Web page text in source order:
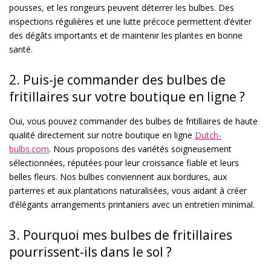
pousses, et les rongeurs peuvent déterrer les bulbes. Des
inspections régulières et une lutte précoce permettent d’éviter
des dégâts importants et de maintenir les plantes en bonne
santé.
2. Puis-je commander des bulbes de
fritillaires sur votre boutique en ligne ?
Oui, vous pouvez commander des bulbes de fritillaires de haute
qualité directement sur notre boutique en ligne Dutch-
bulbs.com. Nous proposons des variétés soigneusement
sélectionnées, réputées pour leur croissance fiable et leurs
belles fleurs. Nos bulbes conviennent aux bordures, aux
parterres et aux plantations naturalisées, vous aidant à créer
d’élégants arrangements printaniers avec un entretien minimal.
3. Pourquoi mes bulbes de fritillaires
pourrissent-ils dans le sol ?